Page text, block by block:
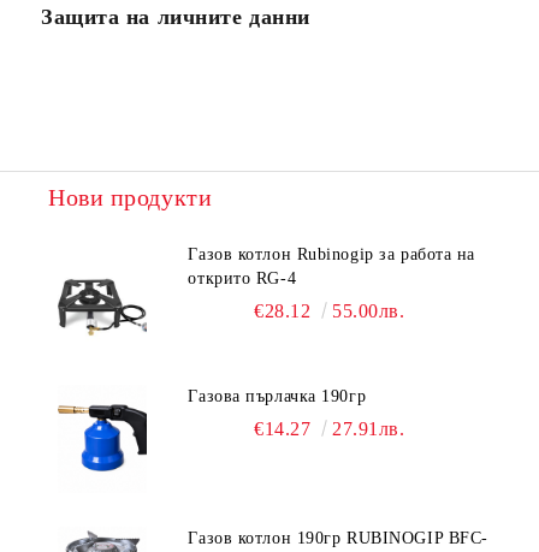
Защита на личните данни
Нови продукти
Газов котлон Rubinogip за работа на
открито RG-4
€28.12 55.00лв.
Газова пърлачка 190гр
€14.27 27.91лв.
Газов котлон 190гр RUBINOGIP BFC-